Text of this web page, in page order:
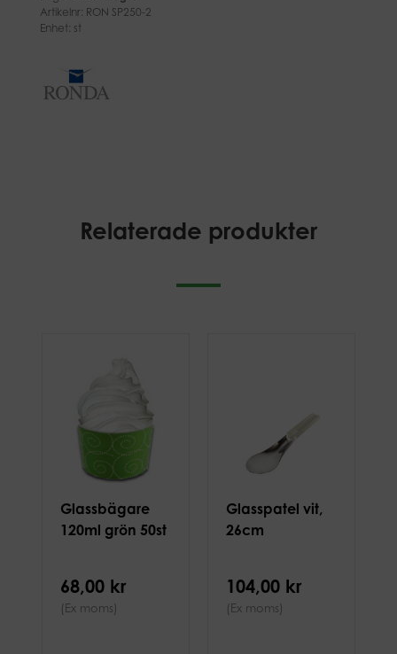
Artikelnr: RON SP250-2
Enhet: st
Relaterade produkter
Glassbägare
120ml grön 50st
68,00 kr
(Ex moms)
Glasspatel vit,
26cm
104,00 kr
(Ex moms)